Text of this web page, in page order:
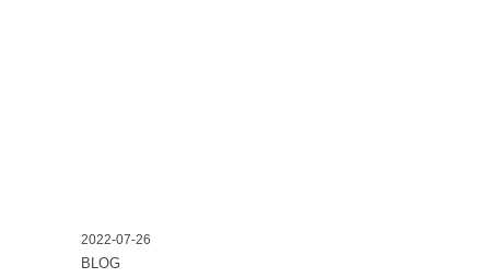
2022-07-26
BLOG